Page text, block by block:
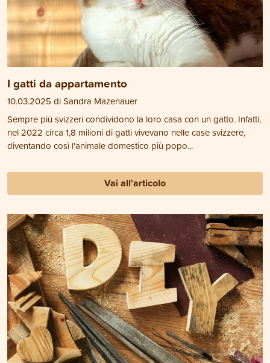
I gatti da appartamento
10.03.2025 di Sandra Mazenauer
Sempre più svizzeri condividono la loro casa con un gatto. Infatti,
nel 2022 circa 1,8 milioni di gatti vivevano nelle case svizzere,
diventando così l'animale domestico più popo...
Vai all'articolo